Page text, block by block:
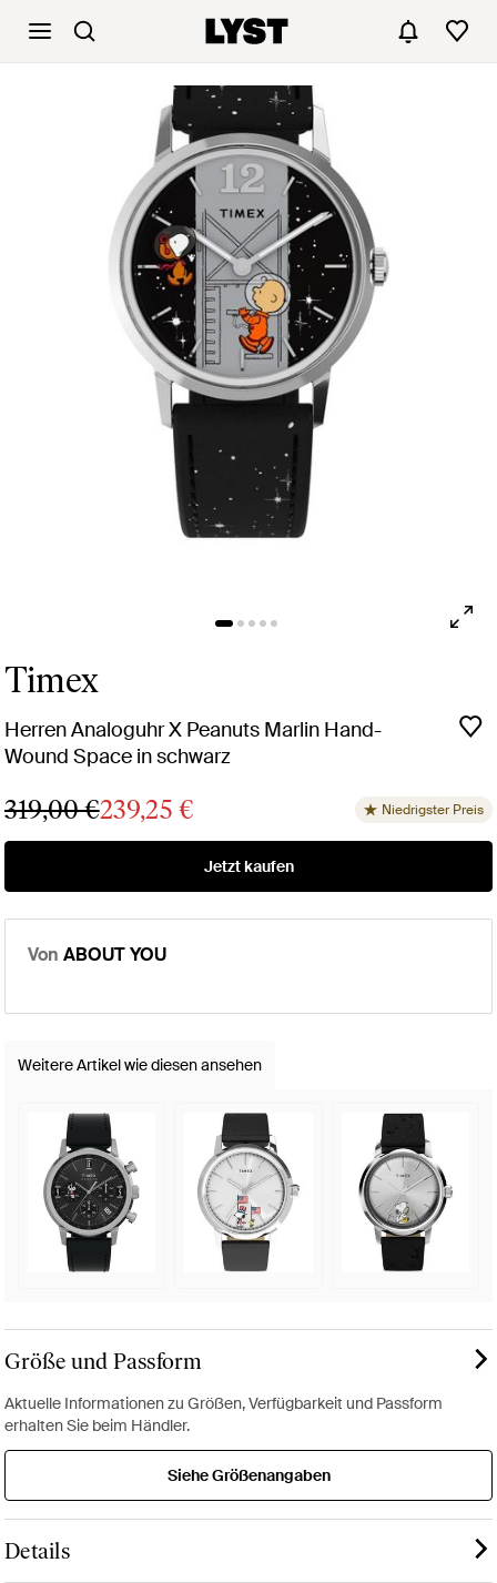
Timex
Herren Analoguhr X Peanuts Marlin Hand-
Wound Space in schwarz
319,00 €239,25 € Niedrigster Preis
Jetzt kaufen
Von ABOUT YOU
Weitere Artikel wie diesen ansehen
Größe und Passform
Aktuelle Informationen zu Größen, Verfügbarkeit und Passform
erhalten Sie beim Händler.
Siehe Größenangaben
Details